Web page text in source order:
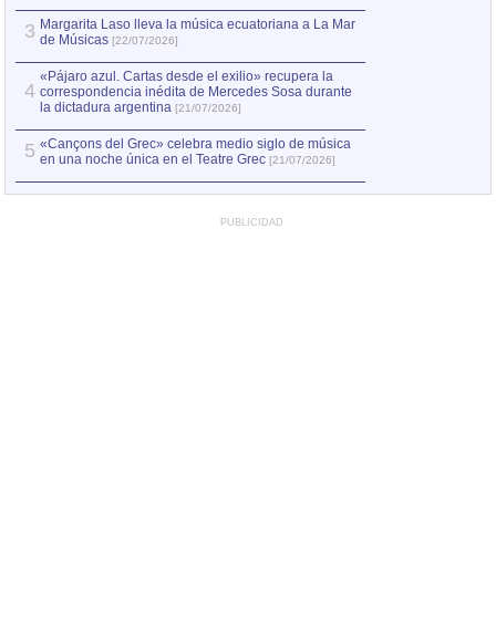
3 Margarita Laso lleva la música ecuatoriana a La Mar
de Músicas [22/07/2026]
4
«Pájaro azul. Cartas desde el exilio» recupera la
correspondencia inédita de Mercedes Sosa durante
la dictadura argentina [21/07/2026]
5 «Cançons del Grec» celebra medio siglo de música
en una noche única en el Teatre Grec [21/07/2026]
PUBLICIDAD